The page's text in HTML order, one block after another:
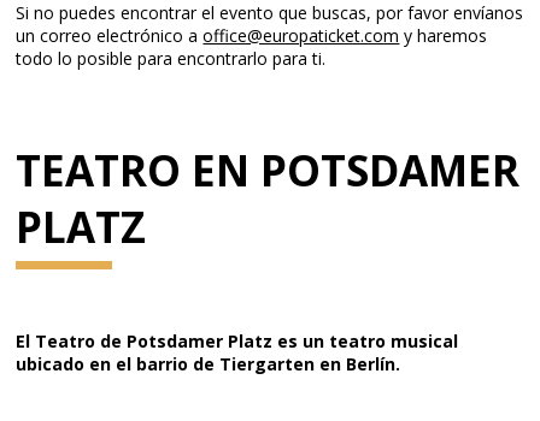
Si no puedes encontrar el evento que buscas, por favor envíanos
un correo electrónico aoffice@europaticket.com y haremos
todo lo posible para encontrarlo para ti.
TEATRO EN POTSDAMER
PLATZ
El Teatro de Potsdamer Platz es un teatro musical
ubicado en el barrio de Tiergarten en Berlín.